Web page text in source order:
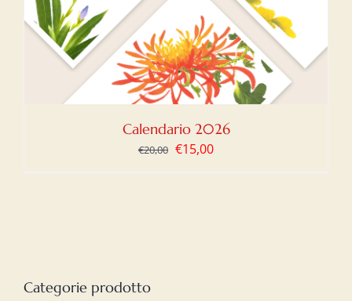
Calendario 2026
€20,00 Il
€15,00Il
Categorie prodotto